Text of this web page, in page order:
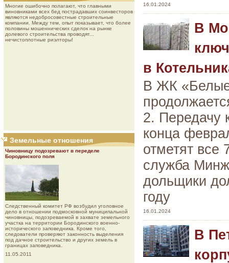
Многие ошибочно полагают, что главными
виновниками всех бед пострадавших соинвесторов
являются недобросовестные строительные
компании. Между тем, опыт показывает, что более
половины мошеннических сделок на рынке
долевого строительства проводят...
нечистоплотные риэлторы!
Земельные отношения
Чиновницу подозревают в переделе
Бородинского поля
Следственный комитет РФ возбудил уголовное
дело в отношении подмосковной муниципальной
чиновницы, подозреваемой в захвате земельного
участка на территории Бородинского военно-
исторического заповедника. Кроме того,
следователи проверяют законность выделения
под дачное строительство и других земель в
границах заповедника.
11.05.2011
16.01.2024
В
в
В ЖК «Белые
2. Передачу
конца
отметят все
служба
дольщики
году
16.01.2024
В